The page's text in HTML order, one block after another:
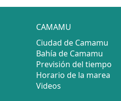
CAMAMU
Ciudad de Camamu
Bahía de Camamu
Previsión del tiempo
Horario de la marea
Videos